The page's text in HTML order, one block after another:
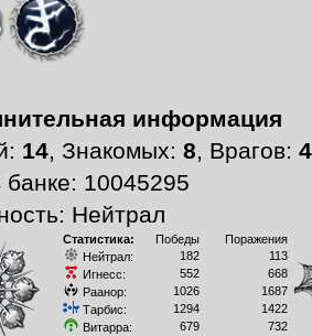
информация
14, Знакомых: 8, Врагов: 4
банке: 10045295
Нейтрал
Статистика: Победы
Поражения
Нейтрал:
182
113
Игнесс:
552
668
Раанор:
1026
1687
Тарбис:
1294
1422
Витарра:
679
732